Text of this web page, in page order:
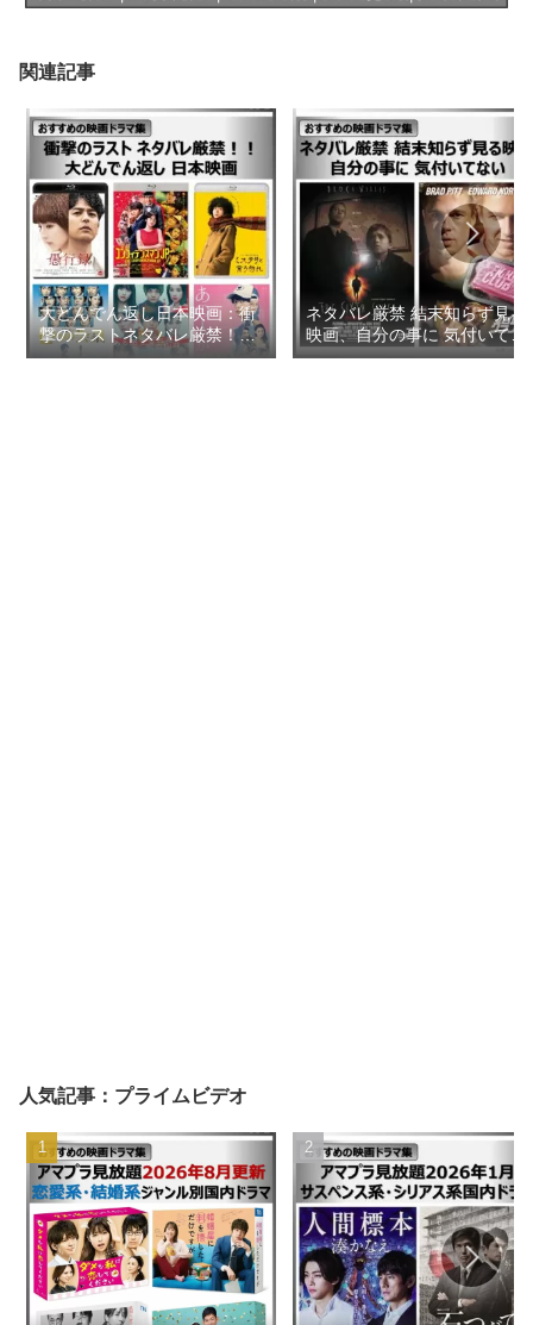
関連記事
大どんでん返し日本映画：衝
撃のラストネタバレ厳禁！！
【おすすめの映画ドラマ集】
ネタバレ厳禁 結末知らず見る
映画、自分の事に 気付いてな
い【おすすめの映画ドラマ
人気記事：プライムビデオ